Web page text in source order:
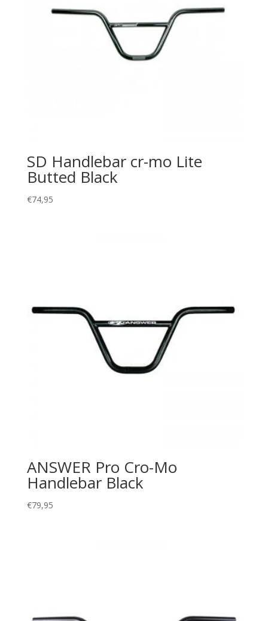
SD Handlebar cr-mo Lite
Butted Black
€74,95
ANSWER Pro Cro-Mo
Handlebar Black
€79,95